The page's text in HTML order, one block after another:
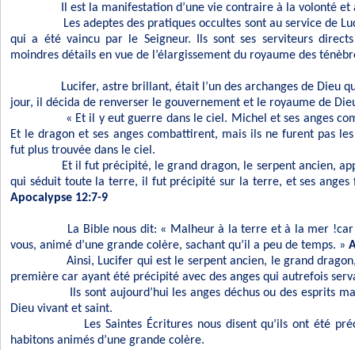
Il est la manifestation d’une vie contraire à la volonté
Les adeptes des pratiques occultes sont au service de
qui a été vaincu par le Seigneur. Ils sont ses serviteurs
moindres détails en vue de l’élargissement du royaume des
Lucifer, astre brillant, était l’un des archanges de Dieu
jour, il décida de renverser le gouvernement et le royaume de
« Et il y eut guerre dans le ciel. Michel et ses anges
Et le dragon et ses anges combattirent, mais ils ne furent pas
fut plus trouvée dans le ciel.
Et il fut précipité, le grand dragon, le serpent ancien,
qui séduit toute la terre, il fut précipité sur la terre, et ses anges
Apocalypse 12:7-9
La Bible nous dit: « Malheur à la terre et à la mer !car
vous, animé d’une grande colère, sachant qu’il a peu de temps. »
Ainsi, Lucifer qui est le serpent ancien, le grand
première car ayant été précipité avec des anges qui autrefois
Ils sont aujourd’hui les anges déchus ou des esprits
Dieu vivant et saint.
Les Saintes Écritures nous disent qu’ils ont été
habitons animés d’une grande colère.